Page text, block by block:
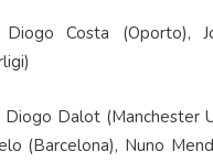
Diogo Costa (Oporto),
Diogo Dalot (Manchester
(Barcelona), Nuno